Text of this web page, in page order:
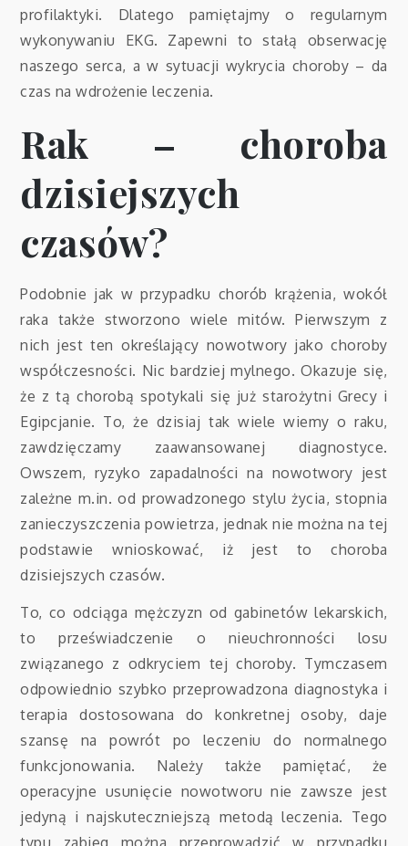
profilaktyki. Dlatego pamiętajmy o regularnym
wykonywaniu EKG. Zapewni to stałą obserwację
naszego serca, a w sytuacji wykrycia choroby – da
czas na wdrożenie leczenia.
Rak – choroba
dzisiejszych
czasów?
Podobnie jak w przypadku chorób krążenia, wokół
raka także stworzono wiele mitów. Pierwszym z
nich jest ten określający nowotwory jako choroby
współczesności. Nic bardziej mylnego. Okazuje się,
że z tą chorobą spotykali się już starożytni Grecy i
Egipcjanie. To, że dzisiaj tak wiele wiemy o raku,
zawdzięczamy zaawansowanej diagnostyce.
Owszem, ryzyko zapadalności na nowotwory jest
zależne m.in. od prowadzonego stylu życia, stopnia
zanieczyszczenia powietrza, jednak nie można na tej
podstawie wnioskować, iż jest to choroba
dzisiejszych czasów.
To, co odciąga mężczyzn od gabinetów lekarskich,
to przeświadczenie o nieuchronności losu
związanego z odkryciem tej choroby. Tymczasem
odpowiednio szybko przeprowadzona diagnostyka i
terapia dostosowana do konkretnej osoby, daje
szansę na powrót po leczeniu do normalnego
funkcjonowania. Należy także pamiętać, że
operacyjne usunięcie nowotworu nie zawsze jest
jedyną i najskuteczniejszą metodą leczenia. Tego
typu zabieg można przeprowadzić w przypadku